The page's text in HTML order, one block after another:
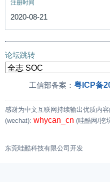
注册时间
2020-08-21
论坛跳转
工信部备案： 粤ICP备
感谢为中文互联网持续输出优质内容
(wechat): whycan_cn (哇酷网/挖
东莞哇酷科技有限公司开发